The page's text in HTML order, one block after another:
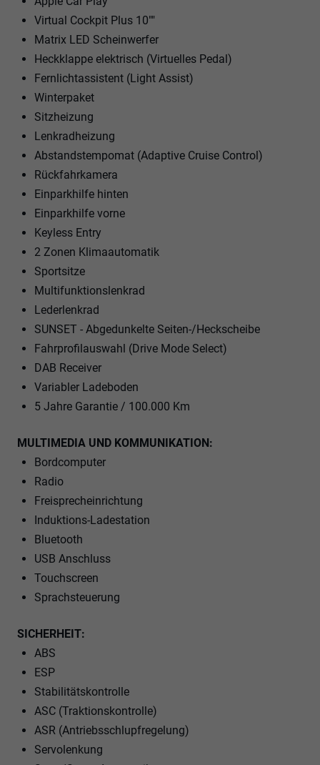
Virtual Cockpit Plus 10""
Matrix LED Scheinwerfer
Heckklappe elektrisch (Virtuelles Pedal)
Fernlichtassistent (Light Assist)
Winterpaket
Sitzheizung
Lenkradheizung
Abstandstempomat (Adaptive Cruise Control)
Rückfahrkamera
Einparkhilfe hinten
Einparkhilfe vorne
Keyless Entry
2 Zonen Klimaautomatik
Sportsitze
Multifunktionslenkrad
Lederlenkrad
SUNSET - Abgedunkelte Seiten-/Heckscheibe
Fahrprofilauswahl (Drive Mode Select)
DAB Receiver
Variabler Ladeboden
5 Jahre Garantie / 100.000 Km
MULTIMEDIA UND KOMMUNIKATION:
Bordcomputer
Radio
Freisprecheinrichtung
Induktions-Ladestation
Bluetooth
USB Anschluss
Touchscreen
Sprachsteuerung
SICHERHEIT:
ABS
ESP
Stabilitätskontrolle
ASC (Traktionskontrolle)
ASR (Antriebsschlupfregelung)
Servolenkung